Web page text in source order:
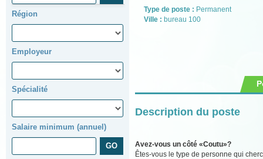
Région
Employeur
Spécialité
Salaire minimum (annuel)
Type de poste : Permanent
Ville : bureau 100
Description du poste
Avez-vous un côté «Coutu»?
Êtes-vous le type de personne qui